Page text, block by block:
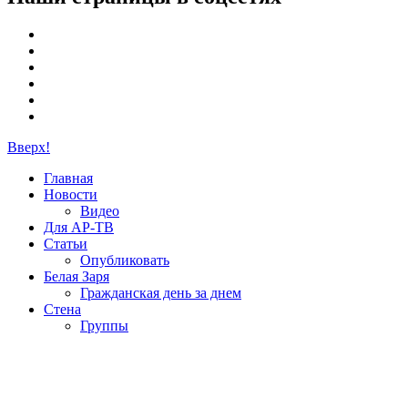
Вверх!
Главная
Новости
Видео
Для АР-ТВ
Статьи
Опубликовать
Белая Заря
Гражданская день за днем
Стена
Группы